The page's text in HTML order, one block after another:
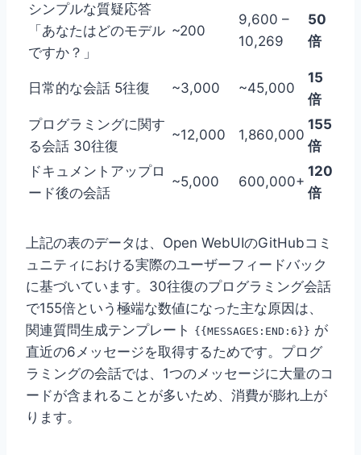
シンプルな質疑応答
「あなたはどのモデル
ですか？」
~200
9,600 –
10,269
50
倍
日常的な会話 5往復 ~3,000 ~45,000
15
倍
プログラミングに関す
る会話 30往復
~12,000 1,860,000
155
倍
ドキュメントアップロ
ード後の会話
~5,000 600,000+
120
倍
上記の表のデータは、Open WebUIのGitHubコミ
ュニティにおける実際のユーザーフィードバック
に基づいています。30往復のプログラミング会話
で155倍という極端な数値になった主な原因は、
関連質問生成テンプレート
{{MESSAGES:END:6}} が
直近の6メッセージを取得するためです。プログ
ラミングの会話では、1つのメッセージに大量のコ
ードが含まれることが多いため、消費が膨れ上が
ります。